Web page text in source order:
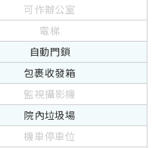
可作辦公室
電梯
自動門鎖
包裹收發箱
監視攝影機
院內垃圾場
機車停車位